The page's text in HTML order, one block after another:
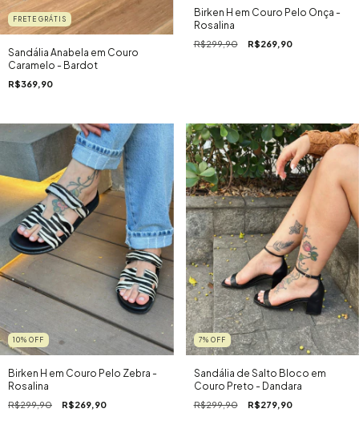
FRETE GRÁTIS
Sandália Anabela em Couro
Caramelo - Bardot
R$369,90
Birken H em Couro Pelo Onça -
Rosalina
R$299,90 R$269,90
10% OFF
Birken H em Couro Pelo Zebra -
Rosalina
R$299,90 R$269,90
7% OFF
Sandália de Salto Bloco em
Couro Preto - Dandara
R$299,90 R$279,90